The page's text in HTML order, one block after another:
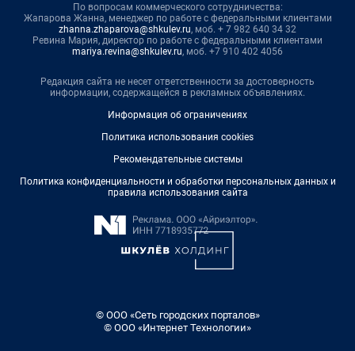
По вопросам коммерческого сотрудничества:
Жапарова Жанна, менеджер по работе с федеральными клиентами
zhanna.zhaparova@shkulev.ru, моб. + 7 982 640 34 32
Ревина Мария, директор по работе с федеральными клиентами
mariya.revina@shkulev.ru, моб. +7 910 402 4056
Редакция сайта не несет ответственности за достоверность
информации, содержащейся в рекламных объявлениях.
Информация об ограничениях
Политика использования cookies
Рекомендательные системы
Политика конфиденциальности и обработки персональных данных и
правила использования сайта
© ООО «Сеть городских порталов»
© ООО «Интернет Технологии»